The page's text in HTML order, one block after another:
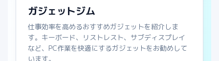
ガジェットジム
仕事効率を高めるおすすめガジェットを紹介しま
す。キーボード、リストレスト、サブディスプレイ
など、PC作業を快適にするガジェットをお勧めして
います。